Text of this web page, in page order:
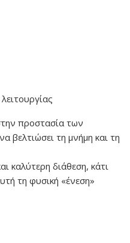
προστασία των
βελτιώσει τη μνήμη και τη
καλύτερη διάθεση, κάτι
τη φυσική «ένεση»